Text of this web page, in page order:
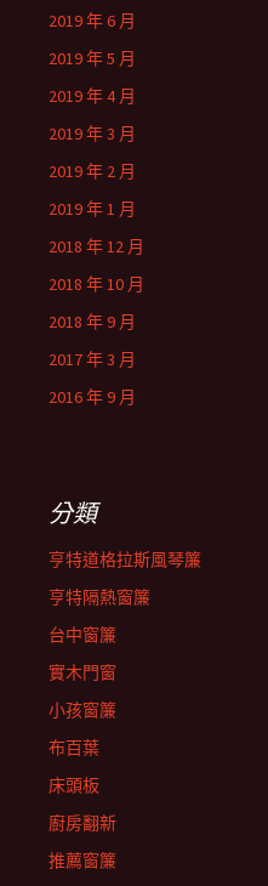
2019 年 6 月
2019 年 5 月
2019 年 4 月
2019 年 3 月
2019 年 2 月
2019 年 1 月
2018 年 12 月
2018 年 10 月
2018 年 9 月
2017 年 3 月
2016 年 9 月
分類
亨特道格拉斯風琴簾
亨特隔熱窗簾
台中窗簾
實木門窗
小孩窗簾
布百葉
床頭板
廚房翻新
推薦窗簾